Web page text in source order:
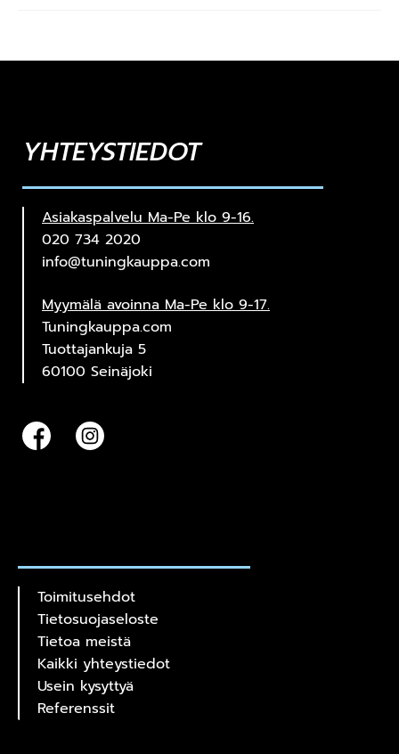
YHTEYSTIEDOT
Asiakaspalvelu Ma-Pe klo 9-16.
020 734 2020
info@tuningkauppa.com
Myymälä avoinna Ma-Pe klo 9-17.
Tuningkauppa.com
Tuottajankuja 5
60100 Seinäjoki
Toimitusehdot
Tietosuojaseloste
Tietoa meistä
Kaikki yhteystiedot
Usein kysyttyä
Referenssit